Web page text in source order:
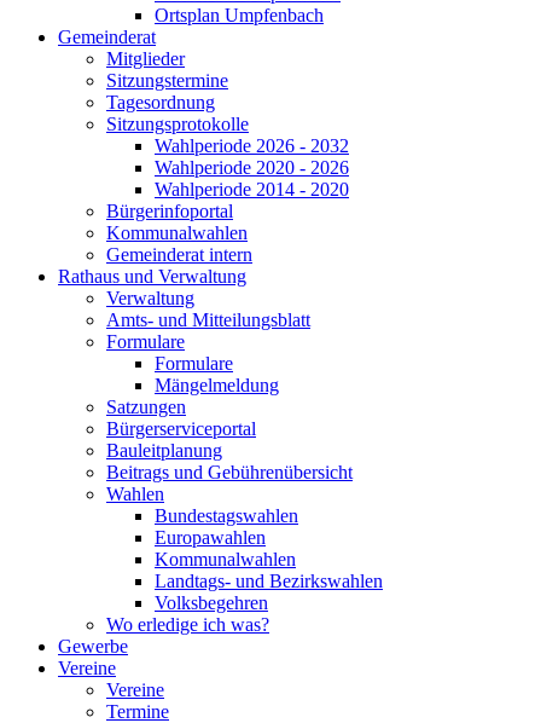
Ortsplan Umpfenbach
Gemeinderat
Mitglieder
Sitzungstermine
Tagesordnung
Sitzungsprotokolle
Wahlperiode 2026 - 2032
Wahlperiode 2020 - 2026
Wahlperiode 2014 - 2020
Bürgerinfoportal
Kommunalwahlen
Gemeinderat intern
Rathaus und Verwaltung
Verwaltung
Amts- und Mitteilungsblatt
Formulare
Formulare
Mängelmeldung
Satzungen
Bürgerserviceportal
Bauleitplanung
Beitrags und Gebührenübersicht
Wahlen
Bundestagswahlen
Europawahlen
Kommunalwahlen
Landtags- und Bezirkswahlen
Volksbegehren
Wo erledige ich was?
Gewerbe
Vereine
Vereine
Termine